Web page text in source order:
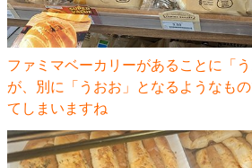
ファミマベーカリーがあることに「
が、別に「うおお」となるようなも
てしまいますね